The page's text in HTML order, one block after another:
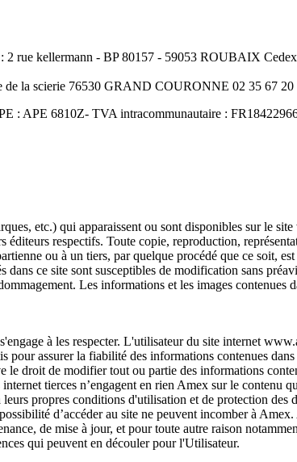
rue kellermann - BP 80157 - 59053 ROUBAIX
la scierie 76530 GRAND COURONNE 02 35 67 20
: APE 6810Z- TVA intracommunautaire :
etc.) qui apparaissent ou sont disponibles sur le
éditeurs respectifs. Toute copie, reproduction,
ou à un tiers, par quelque procédé que ce soit,
ce site sont susceptibles de modification sans
Les informations et les images
à les respecter. L'utilisateur du site internet
assurer la fiabilité des informations contenues
droit de modifier tout ou partie des informations
tierces n’engagent en rien Amex sur le contenu
propres conditions d'utilisation et de protection des
d’accéder au site ne peuvent incomber à
de mise à jour, et pour toute autre raison
qui peuvent en découler pour l'Utilisateur.